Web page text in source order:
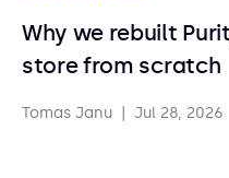
Why we rebuilt
store from scratch
Tomas Janu Jul 28, 2026